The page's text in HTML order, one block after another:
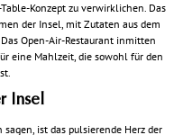
Konzept zu verwirklichen. Das
der Insel, mit Zutaten aus dem
Open-Air-Restaurant inmitten
eine Mahlzeit, die sowohl für den
Insel
ist das pulsierende Herz der